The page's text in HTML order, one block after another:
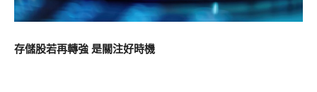
存儲股若再轉強 是關注好時機